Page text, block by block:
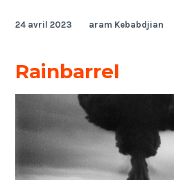
24 avril 2023 aram Kebabdjian
Rainbarrel